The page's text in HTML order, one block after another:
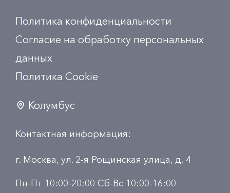
Политика конфиденциальности
Согласие на обработку персональных
данных
Политика Сookie
Колумбус
Контактная информация:
г. Москва, ул. 2-я Рощинская улица, д. 4
Пн-Пт 10:00-20:00 Сб-Вс 10:00-16:00